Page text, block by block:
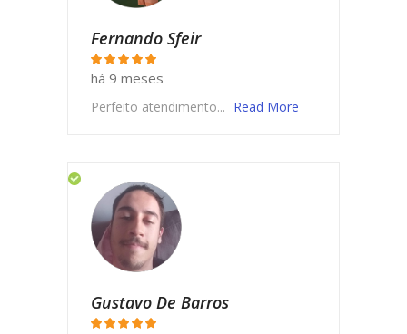
Fernando Sfeir
há 9 meses
Perfeito atendimento... Read More
Gustavo De Barros